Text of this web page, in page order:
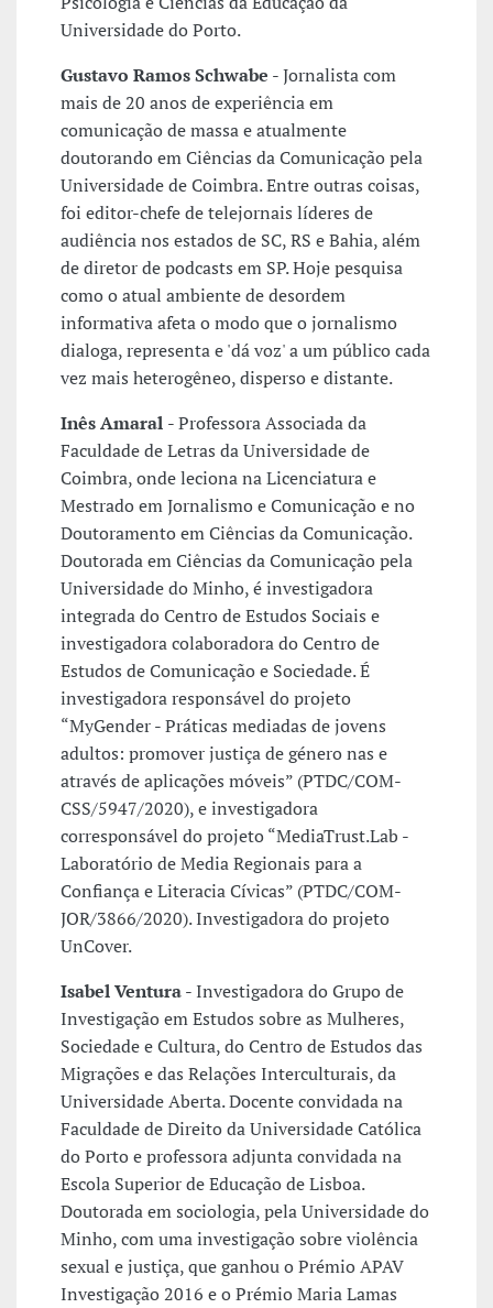
Universidade do Porto.
Gustavo Ramos Schwabe - Jornalista com
mais de 20 anos de experiência em
comunicação de massa e atualmente
doutorando em Ciências da Comunicação pela
Universidade de Coimbra. Entre outras coisas,
foi editor-chefe de telejornais líderes de
audiência nos estados de SC, RS e Bahia, além
de diretor de podcasts em SP. Hoje pesquisa
como o atual ambiente de desordem
informativa afeta o modo que o jornalismo
dialoga, representa e 'dá voz' a um público cada
vez mais heterogêneo, disperso e distante.
Inês Amaral - Professora Associada da
Faculdade de Letras da Universidade de
Coimbra, onde leciona na Licenciatura e
Mestrado em Jornalismo e Comunicação e no
Doutoramento em Ciências da Comunicação.
Doutorada em Ciências da Comunicação pela
Universidade do Minho, é investigadora
integrada do Centro de Estudos Sociais e
investigadora colaboradora do Centro de
Estudos de Comunicação e Sociedade. É
investigadora responsável do projeto
“MyGender - Práticas mediadas de jovens
adultos: promover justiça de género nas e
através de aplicações móveis” (PTDC/COM-
CSS/5947/2020), e investigadora
corresponsável do projeto “MediaTrust.Lab -
Laboratório de Media Regionais para a
Confiança e Literacia Cívicas” (PTDC/COM-
JOR/3866/2020). Investigadora do projeto
UnCover.
Isabel Ventura- Investigadora do Grupo de
Investigação em Estudos sobre as Mulheres,
Sociedade e Cultura, do Centro de Estudos das
Migrações e das Relações Interculturais, da
Universidade Aberta. Docente convidada na
Faculdade de Direito da Universidade Católica
do Porto e professora adjunta convidada na
Escola Superior de Educação de Lisboa.
Doutorada em sociologia, pela Universidade do
Minho, com uma investigação sobre violência
sexual e justiça, que ganhou o Prémio APAV
Investigação 2016 e o Prémio Maria Lamas